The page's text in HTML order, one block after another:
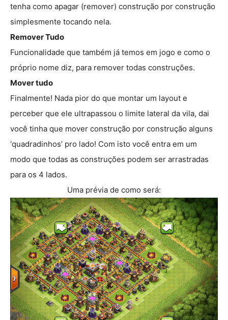
tenha como apagar (remover) construção por construção
simplesmente tocando nela.
Remover Tudo
Funcionalidade que também já temos em jogo e como o
próprio nome diz, para remover todas construções.
Mover tudo
Finalmente! Nada pior do que montar um layout e
perceber que ele ultrapassou o limite lateral da vila, dai
você tinha que mover construção por construção alguns
‘quadradinhos’ pro lado! Com isto você entra em um
modo que todas as construções podem ser arrastradas
para os 4 lados.
Uma prévia de como será: